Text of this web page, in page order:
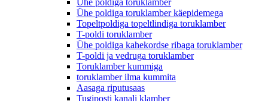
Ühe poldiga toruklamber
Ühe poldiga toruklamber käepidemega
Topeltpoldiga topeltlindiga toruklamber
T-poldi toruklamber
Ühe poldiga kahekordse ribaga toruklamber
T-poldi ja vedruga toruklamber
Toruklamber kummiga
toruklamber ilma kummita
Aasaga riputusaas
Tugiposti kanali klamber